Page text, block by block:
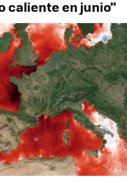
caliente en junio"